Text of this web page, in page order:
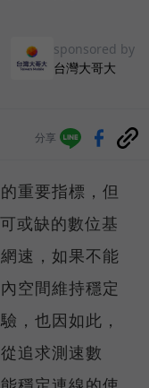
sponsored by
台灣大哥大
分享
重要指標，但
或缺的數位基
速，如果不能
空間維持穩定
，也因如此，
追求測速數